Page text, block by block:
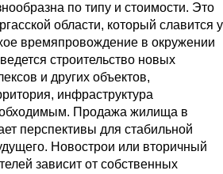
по типу и стоимости. Это
области, который славится у
времяпровождение в окружении
строительство новых
и других объектов,
инфраструктура
Продажа жилища в
перспективы для стабильной
Новострои или вторичный
зависит от собственных